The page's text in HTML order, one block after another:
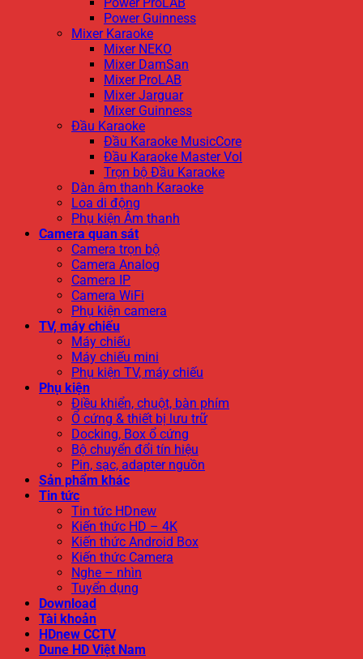
Power ProLAB
Power Guinness
Mixer Karaoke
Mixer NEKO
Mixer DamSan
Mixer ProLAB
Mixer Jarguar
Mixer Guinness
Đầu Karaoke
Đầu Karaoke MusicCore
Đầu Karaoke Master Vol
Trọn bộ Đầu Karaoke
Dàn âm thanh Karaoke
Loa di động
Phụ kiện Âm thanh
Camera quan sát
Camera trọn bộ
Camera Analog
Camera IP
Camera WiFi
Phụ kiện camera
TV, máy chiếu
Máy chiếu
Máy chiếu mini
Phụ kiện TV, máy chiếu
Phụ kiện
Điều khiển, chuột, bàn phím
Ổ cứng & thiết bị lưu trữ
Docking, Box ổ cứng
Bộ chuyển đổi tín hiệu
Pin, sạc, adapter nguồn
Sản phẩm khác
Tin tức
Tin tức HDnew
Kiến thức HD – 4K
Kiến thức Android Box
Kiến thức Camera
Nghe – nhìn
Tuyển dụng
Download
Tài khoản
HDnew CCTV
Dune HD Việt Nam